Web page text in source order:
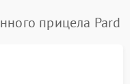
прицела Pard